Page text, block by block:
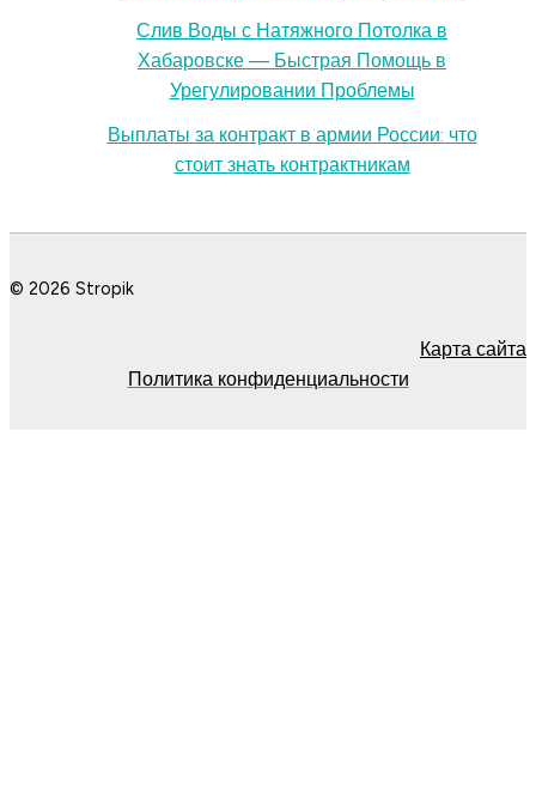
Слив Воды с Натяжного Потолка в
Хабаровске — Быстрая Помощь в
Урегулировании Проблемы
Выплаты за контракт в армии России: что
стоит знать контрактникам
© 2026 Stropik
Карта сайта
Политика конфиденциальности